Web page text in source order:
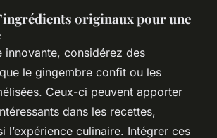
originaux pour une
innovante, considérez des
le gingembre confit ou les
Ceux-ci peuvent apporter
dans les recettes,
l’expérience culinaire. Intégrer ces